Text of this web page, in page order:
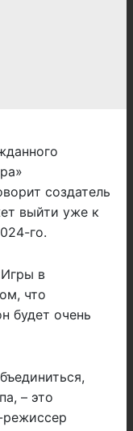
создатель
выйти уже к
го.
в
что
будет очень
– это
режиссер